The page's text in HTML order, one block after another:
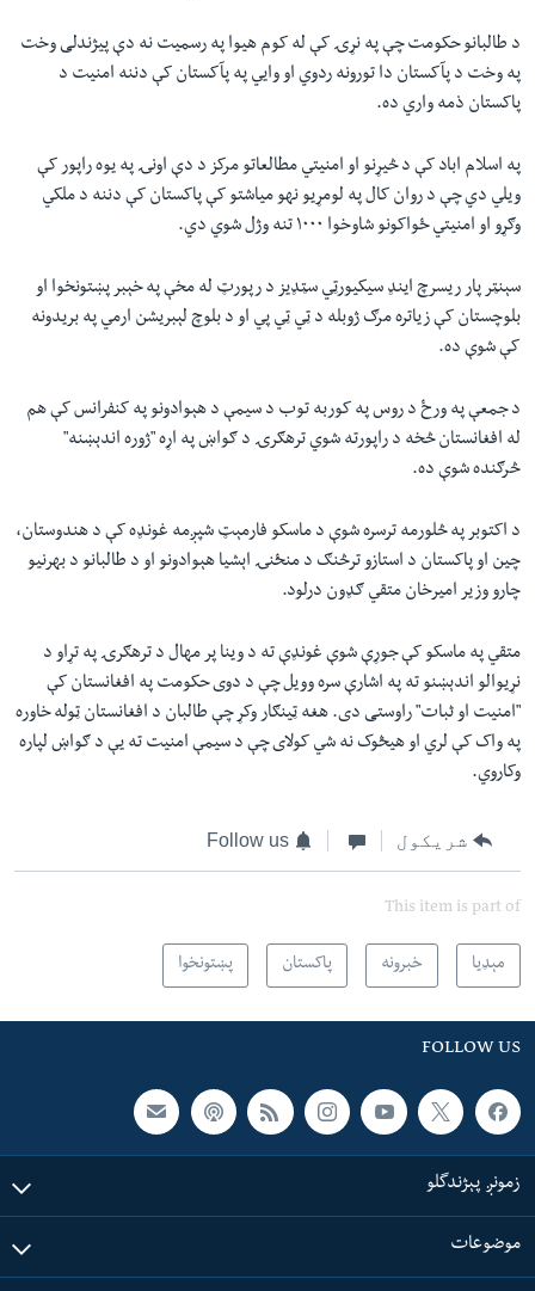
د طالبانو حکومت چې په نړۍ کې له کوم هیوا په رسمیت نه دې پیژندلی وخت
په وخت د پآکستان دا تورونه ردوي او وایي په پآکستان کې دننه امنیت د
پاکستان ذمه واري ده.
په اسلام اباد کې د څیړنو او امنیتي مطالعاتو مرکز د دې اونۍ په یوه راپور کې
ویلي دي چې د روان کال په لومړیو نهو میاشتو کې پاکستان کې دننه د ملکي
وګړو او امنیتي ځواکونو شاوخوا ۱۰۰۰ تنه وژل شوي دي.
سېنټر پار ریسرچ اینډ سیکیورټي سټډیز د رپورټ له مخې په خېبر پښتونخوا او
بلوچستان کې زیاتره مرګ ژوبله د ټي ټي پي او د بلوچ لېبریشن ارمي په بریدونه
کې شوې ده.
د جمعې په ورځ د روس په کوربه توب د سیمې د هېوادونو په کنفرانس کې هم
له افغانستان څخه د راپورته شوي ترهګرۍ د ګواښ په اړه "ژوره اندېښنه"
څرګنده شوې ده.
د اکتوبر په څلورمه ترسره شوې د ماسکو فارمېټ شپږمه غونډه کې د هندوستان،
چين او پاکستان د استازو ترڅنګ د منځنۍ اېشيا هېوادونو او د طالبانو د بهرنيو
چارو وزير اميرخان متقي ګډون درلود.
متقي په ماسکو کې جوړې شوې غونډې ته د وینا پر مهال د ترهګرۍ په تړاو د
نړیوالو اندېښنو ته په اشارې سره وویل چې د دوی حکومت په افغانستان کې
"امنیت او ثبات" راوستی دی. هغه ټینګار وکړ چې طالبان د افغانستان ټوله خاوره
په واک کې لري او هیڅوک نه شي کولای چې د سیمې امنیت ته یې د ګواښ لپاره
وکاروي.
شریکول Follow us
This item is part of
مېډیا خبرونه پاکستان پښتونخوا
FOLLOW US
زمونږ پېژندگلو
موضوعات